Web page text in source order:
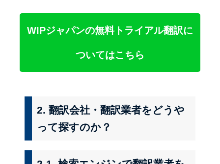
WIPジャパンの無料トライアル翻訳に
ついてはこちら
2. 翻訳会社・翻訳業者をどうや
って探すのか？